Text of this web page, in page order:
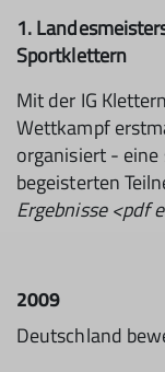
1.
Sportklettern
Mit der IG
Wettkampf
organisiert -
begeisterten
Ergebnisse <pdf
2009
Deutschland